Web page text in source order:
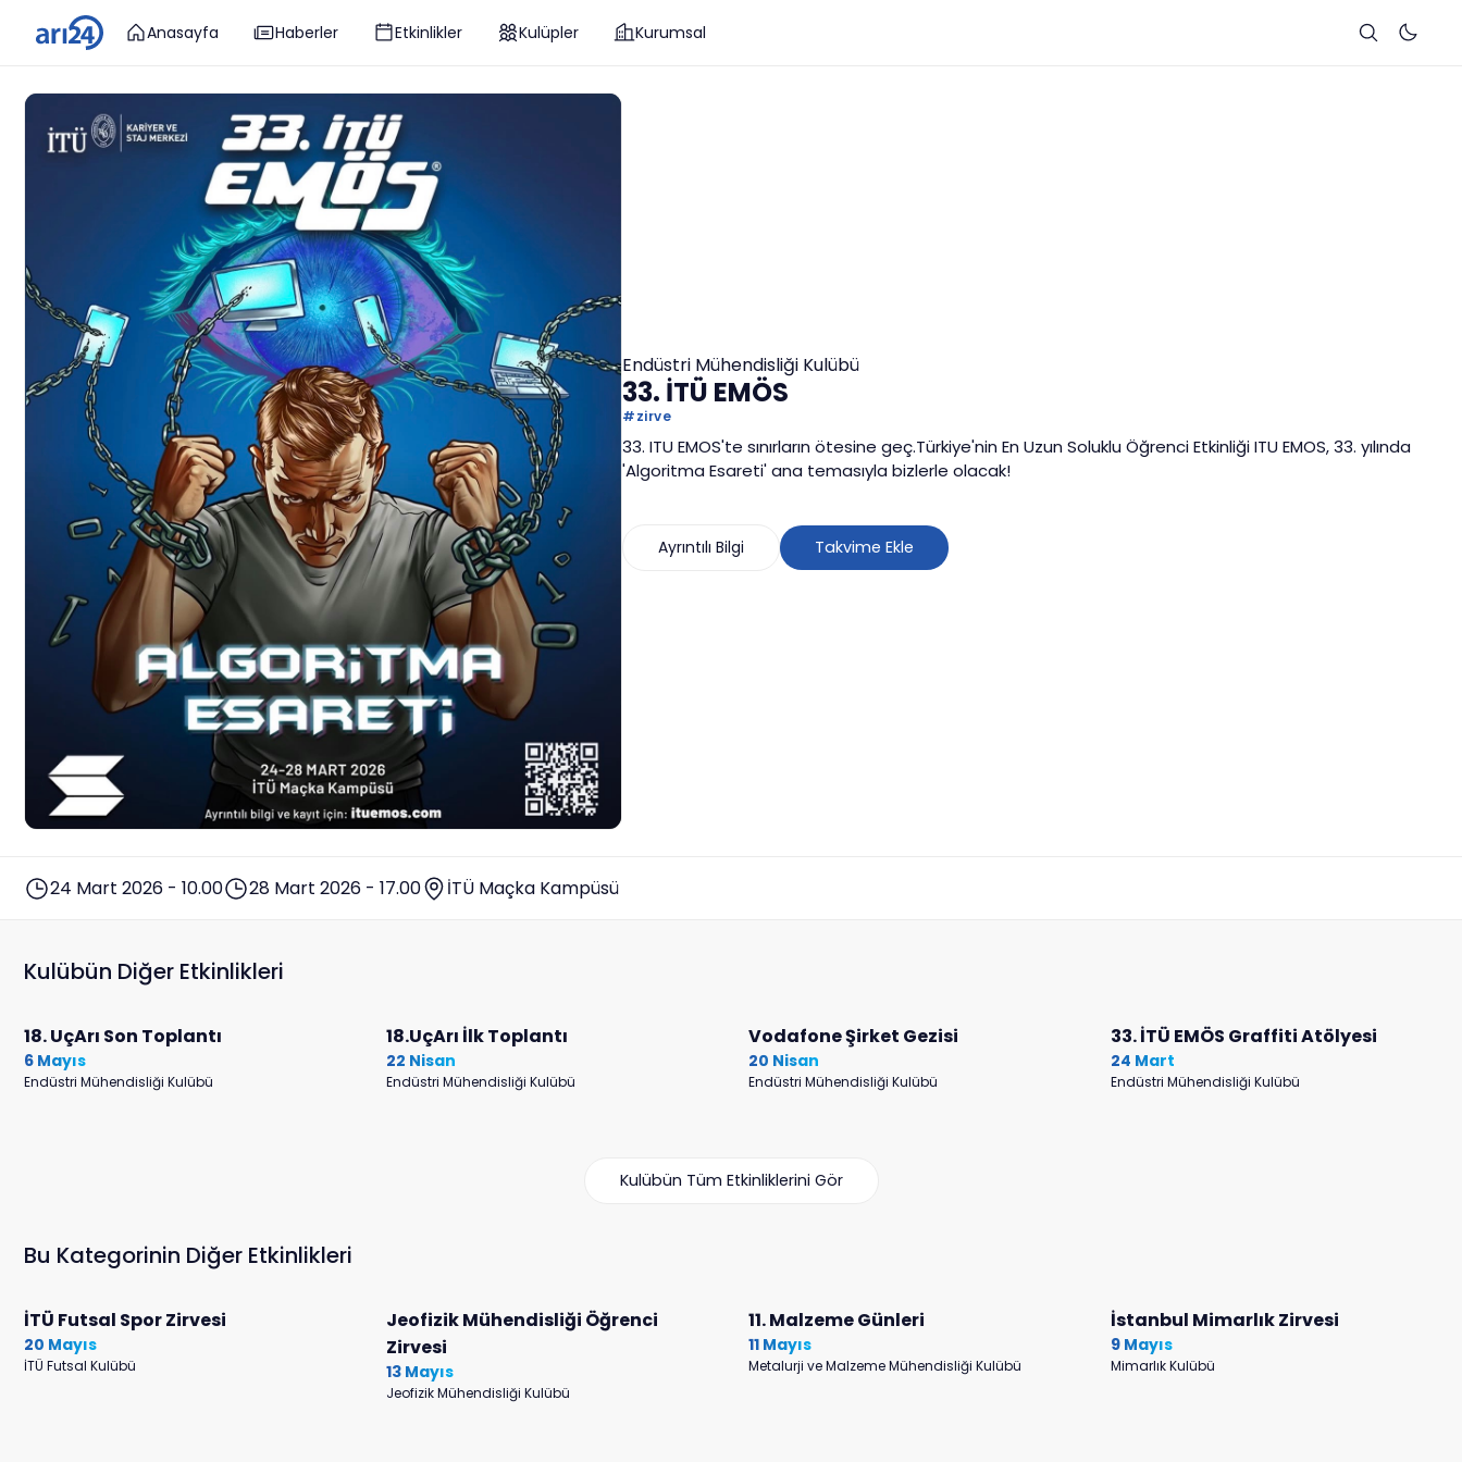
Anasayfa Haberler Etkinlikler Kulüpler Kurumsal
Endüstri Mühendisliği Kulübü
33. İTÜ EMÖS
#zirve
33. ITU EMOS'te sınırların ötesine geç.Türkiye'nin En Uzun Soluklu Öğrenci Etkinliği ITU EMOS, 33. yılında
'Algoritma Esareti' ana temasıyla bizlerle olacak!
Ayrıntılı Bilgi Takvime Ekle
24 Mart 2026 - 10.00 28 Mart 2026 - 17.00 İTÜ Maçka Kampüsü
Kulübün Diğer Etkinlikleri
18. UçArı Son Toplantı
6 Mayıs
Endüstri Mühendisliği Kulübü
18.UçArı İlk Toplantı
22 Nisan
Endüstri Mühendisliği Kulübü
Vodafone Şirket Gezisi
20 Nisan
Endüstri Mühendisliği Kulübü
33. İTÜ EMÖS Graffiti Atölyesi
24 Mart
Endüstri Mühendisliği Kulübü
Kulübün Tüm Etkinliklerini Gör
Bu Kategorinin Diğer Etkinlikleri
İTÜ Futsal Spor Zirvesi
20 Mayıs
İTÜ Futsal Kulübü
Jeofizik Mühendisliği Öğrenci
Zirvesi
13 Mayıs
Jeofizik Mühendisliği Kulübü
11. Malzeme Günleri
11 Mayıs
Metalurji ve Malzeme Mühendisliği Kulübü
İstanbul Mimarlık Zirvesi
9 Mayıs
Mimarlık Kulübü